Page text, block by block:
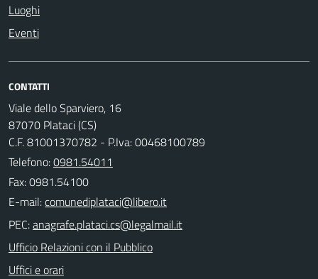
Luoghi
Eventi
CONTATTI
Viale dello Sparviero, 16
87070 Plataci (CS)
C.F. 81001370782 - P.Iva: 00468100789
Telefono:0981.54011
Fax: 0981.54100
E-mail:
PEC:
Ufficio Relazioni con il Pubblico
Uffici e orari